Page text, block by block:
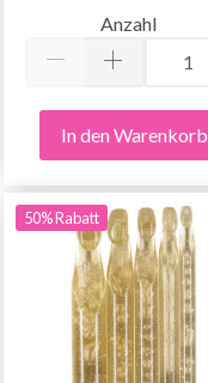
Anzahl
In den Warenkorb
50% Rabatt